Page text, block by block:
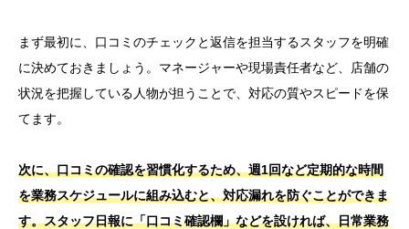
まず最初に、口コミのチェックと返信を担当するスタッフを明確
に決めておきましょう。マネージャーや現場責任者など、店舗の
状況を把握している人物が担うことで、対応の質やスピードを保
てます。
次に、口コミの確認を習慣化するため、週1回など定期的な時間
を業務スケジュールに組み込むと、対応漏れを防ぐことができま
す。スタッフ日報に「口コミ確認欄」などを設ければ、日常業務